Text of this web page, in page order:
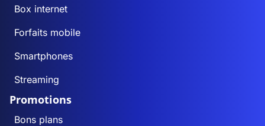
Box internet
Forfaits mobile
Smartphones
Streaming
Promotions
Bons plans